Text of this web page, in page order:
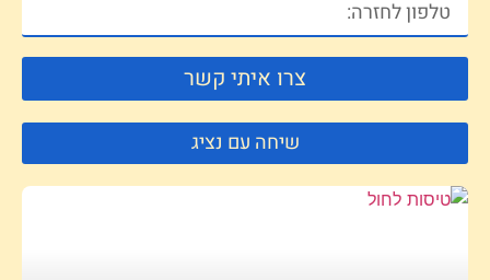
צרו איתי קשר
שיחה עם נציג